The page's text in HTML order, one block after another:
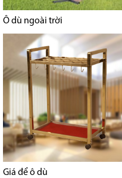
Ô dù ngoài trời
Giá để ô dù